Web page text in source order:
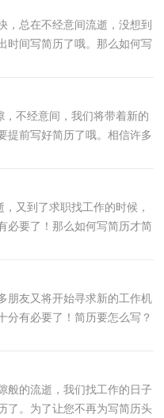
，总在不经意间流逝，没想到
时间写简历了哦。那么如何写
家收集的销售工...
不经意间，我们将带着新的
提前写好简历了哦。相信许多
理的简历自我介绍...
又到了求职找工作的时候，
必要了！那么如何写简历才简
简历自我介绍，仅供...
朋友又将开始寻求新的工作机
分有必要了！简历要怎么写？
为大家整理的简历自我介...
般的流逝，我们找工作的日子
了。为了让您不再为写简历头